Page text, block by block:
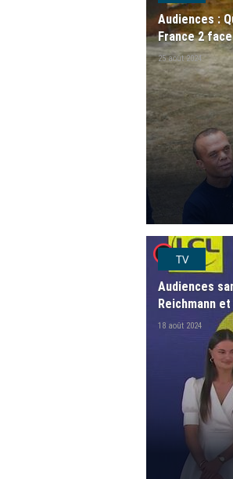
Audiences :
25 août 2024
player2TV
Audiences
Reichmann
18 août 2024